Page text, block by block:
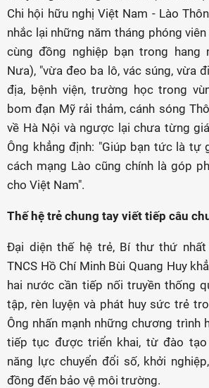
Chi hội hữu nghị Việt Nam - Lào
nhắc lại những năm tháng phóng
cùng đồng nghiệp bạn trong hang
Nưa), "vừa đeo ba lô, vác súng, vừa
địa, bệnh viện, trường học trong
bom đạn Mỹ rải thảm, cánh sóng
về Hà Nội và ngược lại chưa từng
Ông khẳng định: "Giúp bạn tức là tự
cách mạng Lào cũng chính là góp
cho Việt Nam".
Thế hệ trẻ chung tay viết tiếp câu
Đại diện thế hệ trẻ, Bí thư thứ
TNCS Hồ Chí Minh Bùi Quang Huy
hai nước cần tiếp nối truyền thống
tập, rèn luyện và phát huy sức trẻ
Ông nhấn mạnh những chương trình
tiếp tục được triển khai, từ đào tạo
năng lực chuyển đổi số, khởi
đồng đến bảo vệ môi trường.